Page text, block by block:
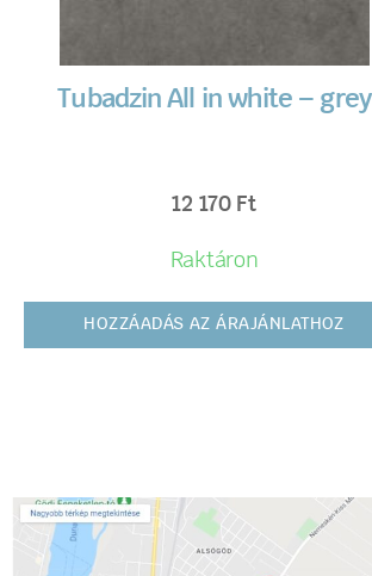
Tubadzin All in white – grey
12 170 Ft
Raktáron
HOZZÁADÁS AZ ÁRAJÁNLATHOZ